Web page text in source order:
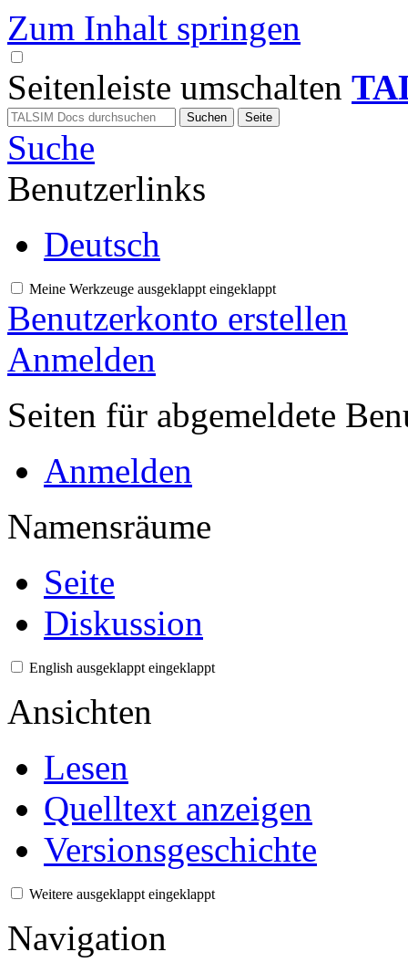
Zum Inhalt springen
Seitenleiste umschalten
Suche
Benutzerlinks
Deutsch
Meine Werkzeuge ausgeklappt eingeklappt
Benutzerkonto erstellen
Anmelden
Seiten für abgemeldete
Anmelden
Namensräume
Seite
Diskussion
English ausgeklappt eingeklappt
Ansichten
Lesen
Quelltext anzeigen
Versionsgeschichte
Weitere ausgeklappt eingeklappt
Navigation